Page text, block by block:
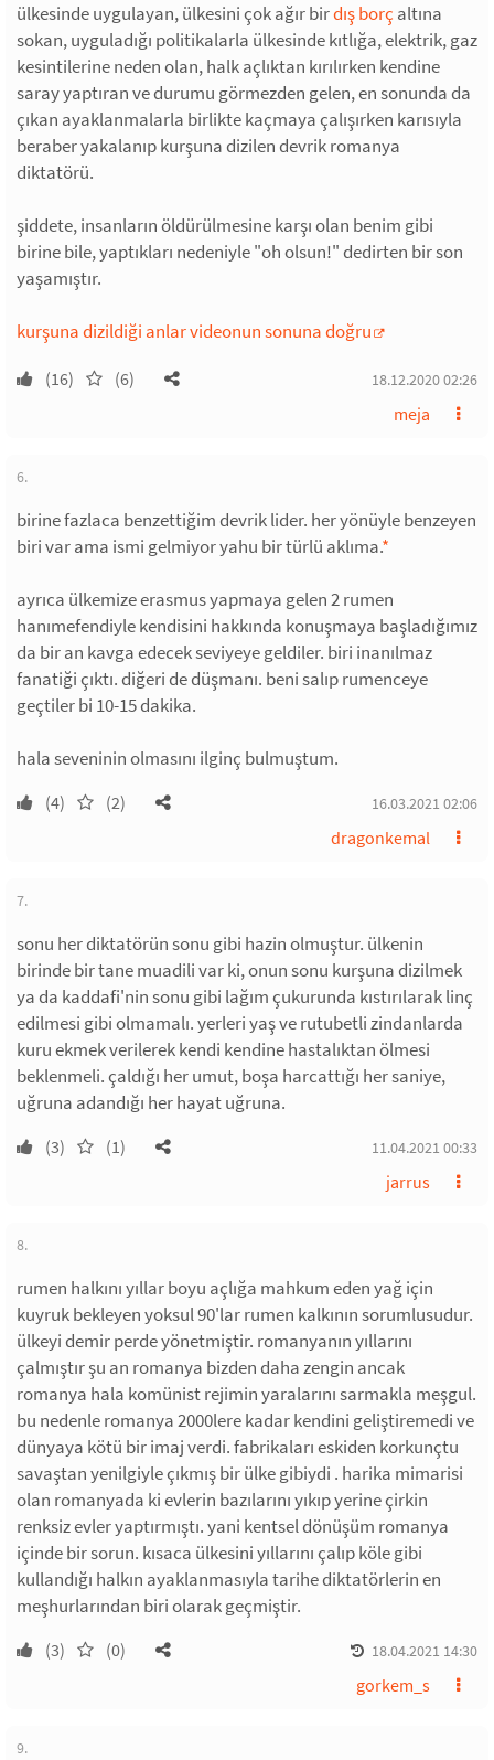
ülkesinde uygulayan, ülkesini çok ağır birdış borç altına
sokan, uyguladığı politikalarla ülkesinde kıtlığa, elektrik, gaz
kesintilerine neden olan, halk açlıktan kırılırken kendine
saray yaptıran ve durumu görmezden gelen, en sonunda da
çıkan ayaklanmalarla birlikte kaçmaya çalışırken karısıyla
beraber yakalanıp kurşuna dizilen devrik romanya
diktatörü.
şiddete, insanların öldürülmesine karşı olan benim gibi
birine bile, yaptıkları nedeniyle "oh olsun!" dedirten bir son
yaşamıştır.
kurşuna dizildiği anlar videonun sonuna doğru
(16) (6) 18.12.2020 02:26
meja
6.
birine fazlaca benzettiğim devrik lider. her yönüyle benzeyen
biri var ama ismi gelmiyor yahu bir türlü aklıma.*
ayrıca ülkemize erasmus yapmaya gelen 2 rumen
hanımefendiyle kendisini hakkında konuşmaya başladığımız
da bir an kavga edecek seviyeye geldiler. biri inanılmaz
fanatiği çıktı. diğeri de düşmanı. beni salıp rumenceye
geçtiler bi 10-15 dakika.
hala seveninin olmasını ilginç bulmuştum.
(4) (2) 16.03.2021 02:06
dragonkemal
7.
sonu her diktatörün sonu gibi hazin olmuştur. ülkenin
birinde bir tane muadili var ki, onun sonu kurşuna dizilmek
ya da kaddafi'nin sonu gibi lağım çukurunda kıstırılarak linç
edilmesi gibi olmamalı. yerleri yaş ve rutubetli zindanlarda
kuru ekmek verilerek kendi kendine hastalıktan ölmesi
beklenmeli. çaldığı her umut, boşa harcattığı her saniye,
uğruna adandığı her hayat uğruna.
(3) (1) 11.04.2021 00:33
jarrus
8.
rumen halkını yıllar boyu açlığa mahkum eden yağ için
kuyruk bekleyen yoksul 90'lar rumen kalkının sorumlusudur.
ülkeyi demir perde yönetmiştir. romanyanın yıllarını
çalmıştır şu an romanya bizden daha zengin ancak
romanya hala komünist rejimin yaralarını sarmakla meşgul.
bu nedenle romanya 2000lere kadar kendini geliştiremedi ve
dünyaya kötü bir imaj verdi. fabrikaları eskiden korkunçtu
savaştan yenilgiyle çıkmış bir ülke gibiydi . harika mimarisi
olan romanyada ki evlerin bazılarını yıkıp yerine çirkin
renksiz evler yaptırmıştı. yani kentsel dönüşüm romanya
içinde bir sorun. kısaca ülkesini yıllarını çalıp köle gibi
kullandığı halkın ayaklanmasıyla tarihe diktatörlerin en
meşhurlarından biri olarak geçmiştir.
(3) (0) 18.04.2021 14:30
gorkem_s
9.